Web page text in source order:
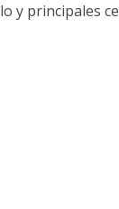
y principales